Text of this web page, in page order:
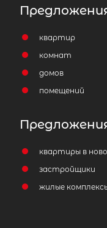
квартир
комнат
домов
помещений
квартиры в
застройщики
жилые